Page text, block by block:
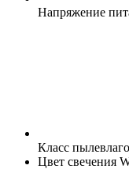
Напряжение
Класс
Цвет свечения